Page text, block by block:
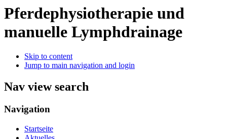
Pferdephysiotherapie und
manuelle Lymphdrainage
Skip to content
Jump to main navigation and login
Nav view search
Navigation
Startseite